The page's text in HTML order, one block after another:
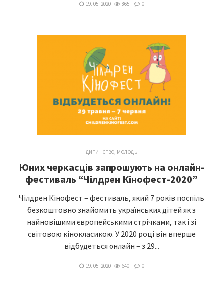
19. 05. 2020 865 0
ДИТИНСТВО, МОЛОДЬ
Юних черкасців запрошують на онлайн-
фестиваль “Чілдрен Кінофест-2020”
Чілдрен Кінофест – фестиваль, який 7 років поспіль
безкоштовно знайомить українських дітей як з
найновішими європейськими стрічками, так і зі
світовою кінокласикою. У 2020 році він вперше
відбудеться онлайн – з 29...
19. 05. 2020 640 0